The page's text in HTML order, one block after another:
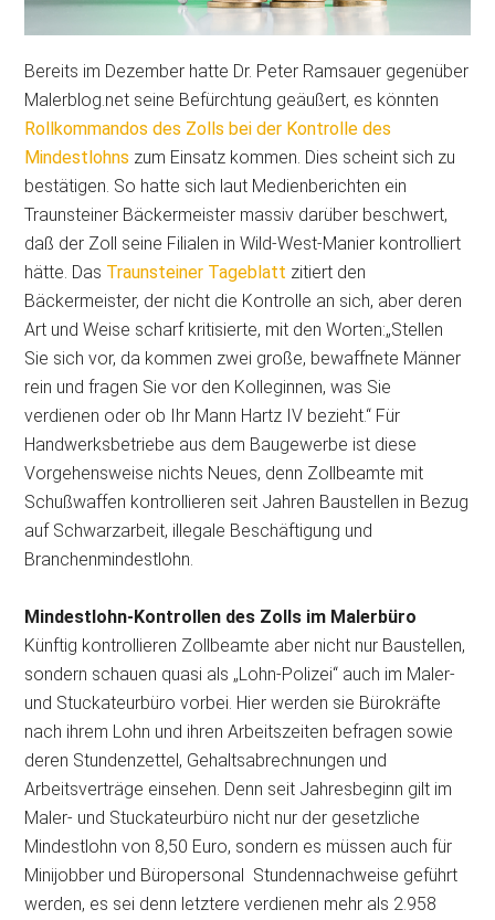
Bereits im Dezember hatte Dr. Peter Ramsauer gegenüber
Malerblog.net seine Befürchtung geäußert, es könnten
Rollkommandos des Zolls bei der Kontrolle des
Mindestlohns zum Einsatz kommen. Dies scheint sich zu
bestätigen. So hatte sich laut Medienberichten ein
Traunsteiner Bäckermeister massiv darüber beschwert,
daß der Zoll seine Filialen in Wild-West-Manier kontrolliert
hätte. Das Traunsteiner Tageblatt zitiert den
Bäckermeister, der nicht die Kontrolle an sich, aber deren
Art und Weise scharf kritisierte, mit den Worten:„Stellen
Sie sich vor, da kommen zwei große, bewaffnete Männer
rein und fragen Sie vor den Kolleginnen, was Sie
verdienen oder ob Ihr Mann Hartz IV bezieht.“ Für
Handwerksbetriebe aus dem Baugewerbe ist diese
Vorgehensweise nichts Neues, denn Zollbeamte mit
Schußwaffen kontrollieren seit Jahren Baustellen in Bezug
auf Schwarzarbeit, illegale Beschäftigung und
Branchenmindestlohn.
Mindestlohn-Kontrollen des Zolls im Malerbüro
Künftig kontrollieren Zollbeamte aber nicht nur Baustellen,
sondern schauen quasi als „Lohn-Polizei“ auch im Maler-
und Stuckateurbüro vorbei. Hier werden sie Bürokräfte
nach ihrem Lohn und ihren Arbeitszeiten befragen sowie
deren Stundenzettel, Gehaltsabrechnungen und
Arbeitsverträge einsehen. Denn seit Jahresbeginn gilt im
Maler- und Stuckateurbüro nicht nur der gesetzliche
Mindestlohn von 8,50 Euro, sondern es müssen auch für
Minijobber und Büropersonal Stundennachweise geführt
werden, es sei denn letztere verdienen mehr als 2.958